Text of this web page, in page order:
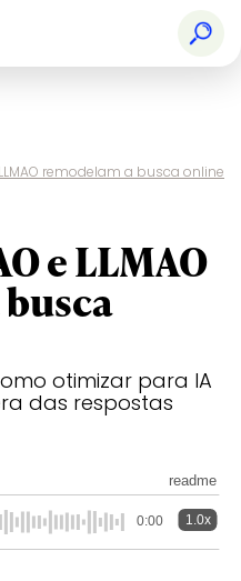
remodelam a busca online
e LLMAO
otimizar para IA
das respostas
readme
0:00 1.0x